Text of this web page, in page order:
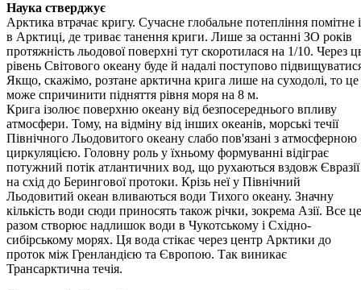
Наука стверджує
Арктика втрачає кригу. Сучасне глобальне потепління помітне і
в Арктиці, де триває танення криги. Лише за останні ЗО років
протяжність льодової поверхні тут скоротилася на 1/10. Через
рівень Світового океану буде й надалі поступово
Якщо, скажімо, розтане арктична крига лише на суходолі, то це
може спричинити підняття рівня моря на 8 м.
Крига ізолює поверхню океану від безпосереднього впливу
атмосфери. Тому, на відміну від інших океанів, морські течії
Північного Льодовитого океану слабо пов'язані з атмосферною
циркуляцією. Го­ловну роль у їхньому формуванні відіграє
потужний потік атлантич­них вод, що рухаються вздовж Євразії
на схід до Берингової протоки. Крізь неї у Північний
Льодовитий океан вливаються води Тихого оке­ану. Значну
кількість води сюди приносять також річки, зокрема Азії. Все це
разом створює надлишок води в Чукотському і Східно­
сибірському морях. Ця вода стікає через центр Арктики до
проток між Гренландією та Європою. Так виникає
Трансарктична течія.